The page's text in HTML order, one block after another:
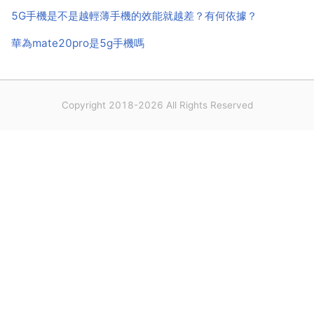
5G手機是不是越輕薄手機的效能就越差？有何依據？
華為mate20pro是5g手機嗎
Copyright 2018-2026 All Rights Reserved